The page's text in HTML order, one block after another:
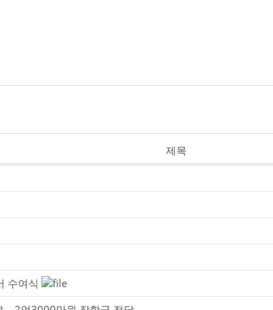
제목
수여식